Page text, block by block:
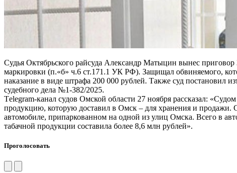
Судья Октябрьского райсуда Александр Матыцин вынес
маркировки (п.«б» ч.6 ст.171.1 УК РФ). Защищал обвиняемого,
наказание в виде штрафа 200 000 рублей. Также суд постановил
судебного дела №1-382/2025.
Тelegram-канал судов Омской области 27 ноября рассказал:
продукцию, которую доставил в Омск – для хранения и
автомобиле, припаркованном на одной из улиц Омска. Всего в
табачной продукции составила более 8,6 млн рублей».
Проголосовать